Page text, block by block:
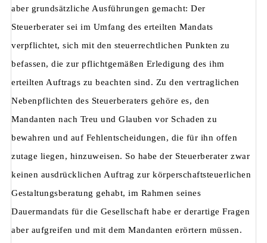
aber grundsätzliche Ausführungen gemacht: Der
Steuerberater sei im Umfang des erteilten Mandats
verpflichtet, sich mit den steuerrechtlichen Punkten zu
befassen, die zur pflichtgemäßen Erledigung des ihm
erteilten Auftrags zu beachten sind. Zu den vertraglichen
Nebenpflichten des Steuerberaters gehöre es, den
Mandanten nach Treu und Glauben vor Schaden zu
bewahren und auf Fehlentscheidungen, die für ihn offen
zutage liegen, hinzuweisen. So habe der Steuerberater zwar
keinen ausdrücklichen Auftrag zur körperschaftsteuerlichen
Gestaltungsberatung gehabt, im Rahmen seines
Dauermandats für die Gesellschaft habe er derartige Fragen
aber aufgreifen und mit dem Mandanten erörtern müssen.